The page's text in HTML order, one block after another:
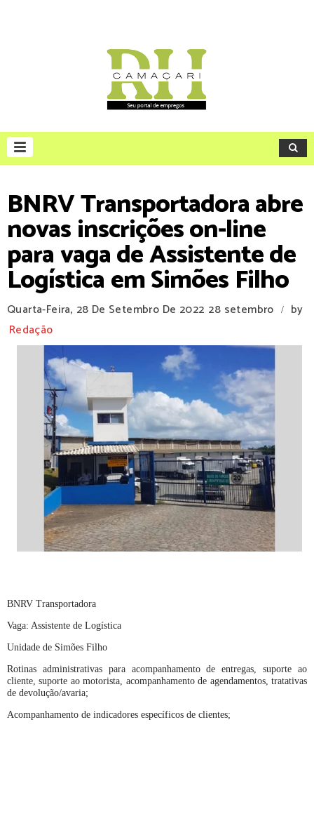
BNRV Transportadora abre
novas inscrições on-line
para vaga de Assistente de
Logística em Simões Filho
Quarta-Feira, 28 De Setembro De 2022 28 setembro /
by
Redação
BNRV Transportadora
Vaga: Assistente de Logística
Unidade de Simões Filho
Rotinas administrativas para acompanhamento de entregas, suporte ao
cliente, suporte ao motorista, acompanhamento de agendamentos, tratativas
de devolução/avaria;
Acompanhamento de indicadores específicos de clientes;